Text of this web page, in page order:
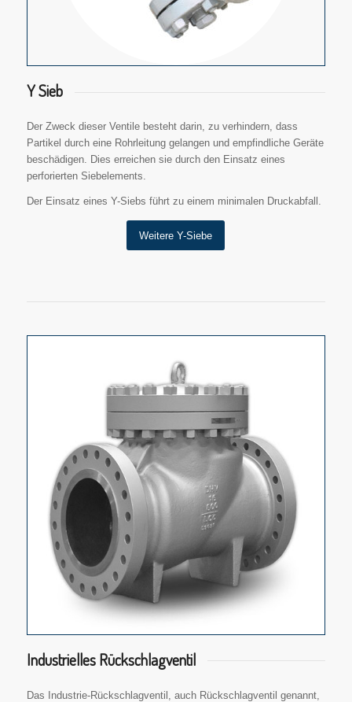
Y Sieb
Der Zweck dieser Ventile besteht darin, zu verhindern, dass
Partikel durch eine Rohrleitung gelangen und empfindliche Geräte
beschädigen. Dies erreichen sie durch den Einsatz eines
perforierten Siebelements.
Der Einsatz eines Y-Siebs führt zu einem minimalen Druckabfall.
Weitere Y-Siebe
Industrielles Rückschlagventil
Das Industrie-Rückschlagventil, auch Rückschlagventil genannt,